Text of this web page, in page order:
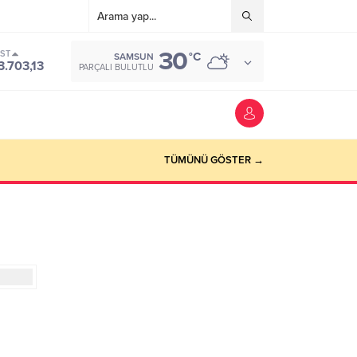
SAMSUN
PARÇALI BULUTLU 30°C
TÜMÜNÜ GÖSTER →